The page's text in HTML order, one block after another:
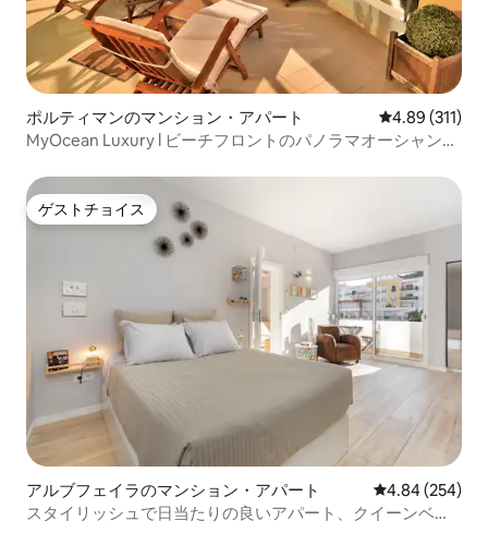
ポルティマンのマンション・アパート レビュー311
4.89 (311)
MyOcean Luxury l ビーチフロントのパノラマオーシャンビ
ゲストチョイス
ゲストチョイス
アルブフェイラのマンション・アパート レビュー254
4.84 (254)
スタイリッシュで日当たりの良いアパート、クイーンベッ